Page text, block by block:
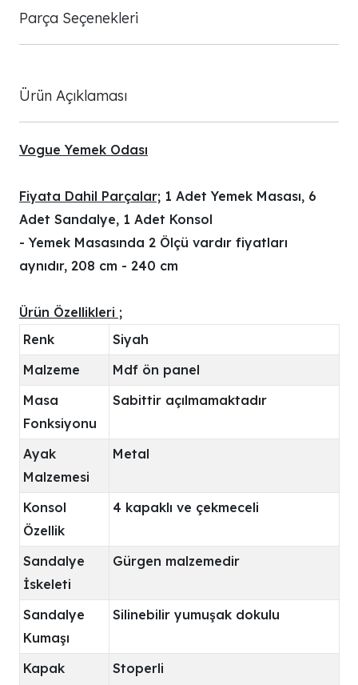
Parça Seçenekleri
Ürün Açıklaması
Vogue Yemek Odası
Fiyata Dahil Parçalar; 1 Adet Yemek Masası, 6
Adet Sandalye, 1 Adet Konsol
- Yemek Masasında 2 Ölçü vardır fiyatları
aynıdır, 208 cm - 240 cm
Ürün Özellikleri ;
Renk
Siyah
Malzeme
Mdf ön panel
Masa
Fonksiyonu
Sabittir açılmamaktadır
Ayak
Malzemesi
Metal
Konsol
Özellik
4 kapaklı ve çekmeceli
Sandalye
İskeleti
Gürgen malzemedir
Sandalye
Kumaşı
Silinebilir yumuşak dokulu
Kapak
Stoperli